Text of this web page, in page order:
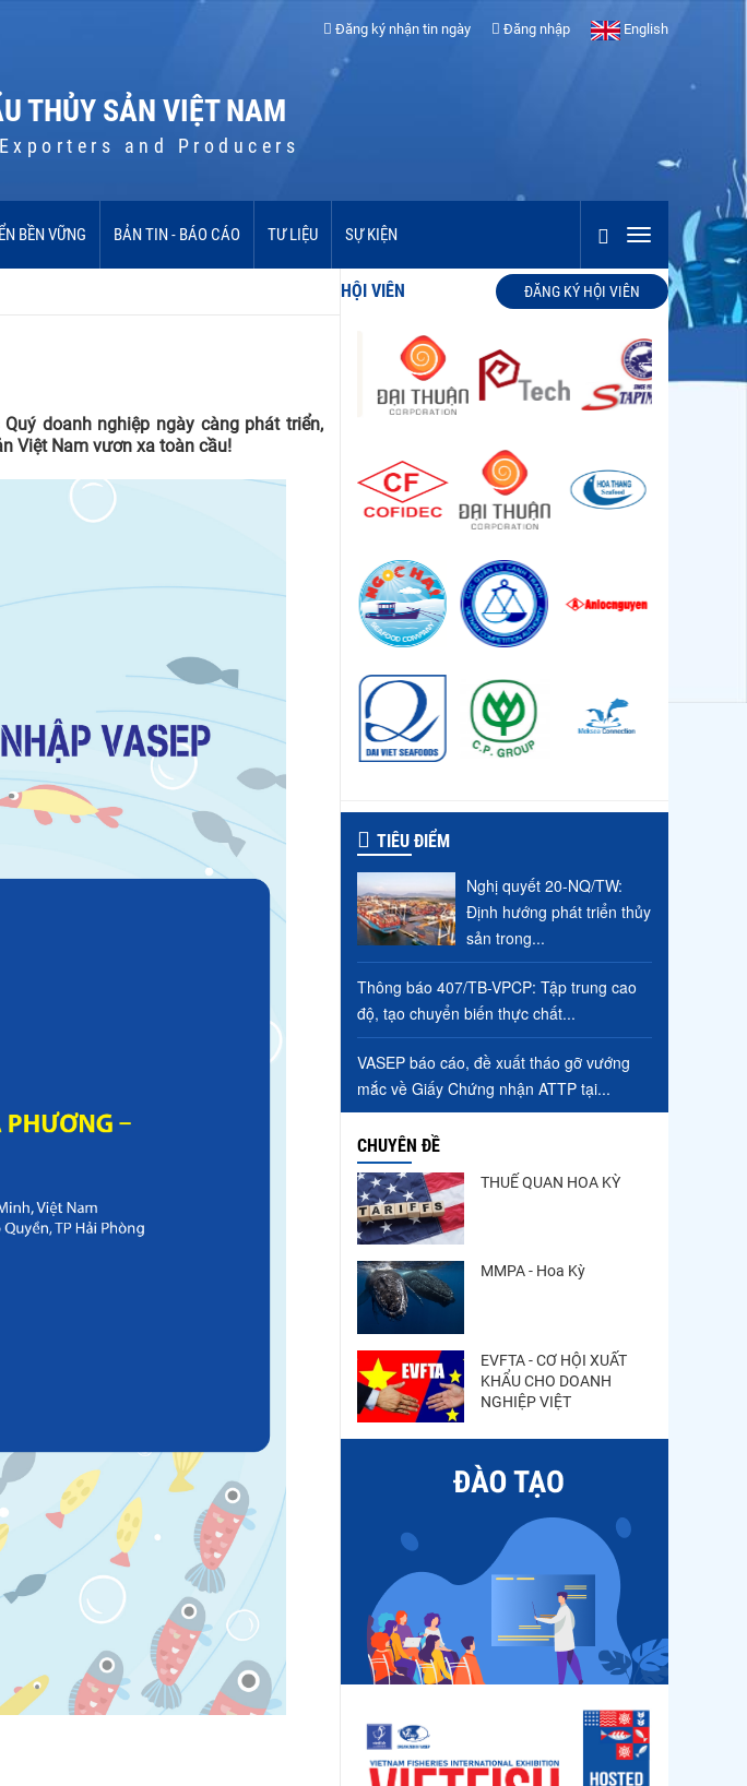
Đăng ký nhận tin ngày Đăng nhập English
THỦY SẢN VIỆT NAM
and Producers
BỀN VỮNG BẢN TIN - BÁO CÁO TƯ LIỆU SỰ KIỆN
doanh nghiệp ngày càng phát triển,
Việt Nam vươn xa toàn cầu!
HỘI VIÊN ĐĂNG KÝ HỘI VIÊN
TIÊU ĐIỂM
Nghị quyết 20-NQ/TW:
Định hướng phát triển thủy
sản trong...
Thông báo 407/TB-VPCP: Tập trung cao
độ, tạo chuyển biến thực chất...
VASEP báo cáo, đề xuất tháo gỡ vướng
mắc về Giấy Chứng nhận ATTP tại...
CHUYÊN ĐỀ
THUẾ QUAN HOA KỲ
MMPA - Hoa Kỳ
EVFTA - CƠ HỘI XUẤT
KHẨU CHO DOANH
NGHIỆP VIỆT